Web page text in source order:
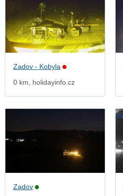
Zadov - Kobyla
0 km, holidayinfo.cz
Zadov